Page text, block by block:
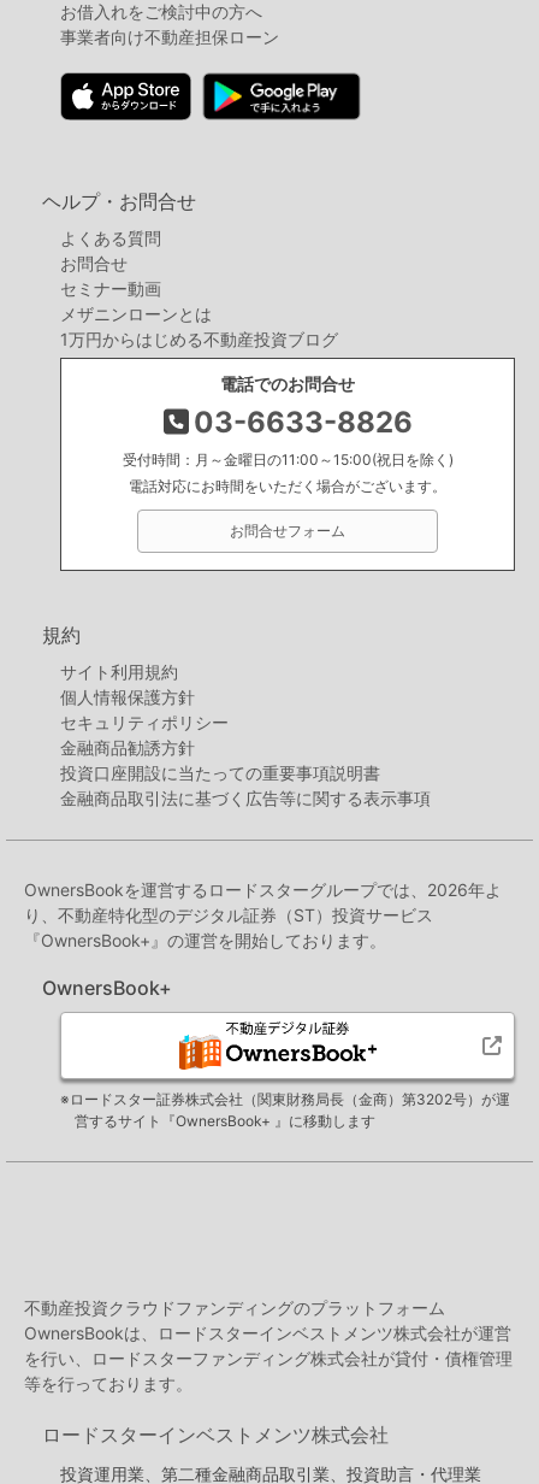
お借入れをご検討中の方へ
事業者向け不動産担保ローン
ヘルプ・お問合せ
よくある質問
お問合せ
セミナー動画
メザニンローンとは
1万円からはじめる不動産投資ブログ
電話でのお問合せ
03-6633-8826
受付時間：月～金曜日の11:00～15:00(祝日を除く)
電話対応にお時間をいただく場合がございます。
お問合せフォーム
規約
サイト利用規約
個人情報保護方針
セキュリティポリシー
金融商品勧誘方針
投資口座開設に当たっての重要事項説明書
金融商品取引法に基づく広告等に関する表示事項
OwnersBookを運営するロードスターグループでは、2026年よ
り、不動産特化型のデジタル証券（ST）投資サービス
『OwnersBook+』の運営を開始しております。
OwnersBook+
※ロードスター証券株式会社（関東財務局長（金商）第3202号）が運
営するサイト『OwnersBook+ 』に移動します
不動産投資クラウドファンディングのプラットフォーム
OwnersBookは、ロードスターインベストメンツ株式会社が運営
を行い、ロードスターファンディング株式会社が貸付・債権管理
等を行っております。
ロードスターインベストメンツ株式会社
投資運用業、第二種金融商品取引業、投資助言・代理業